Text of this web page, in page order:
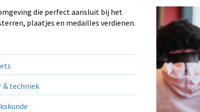
die perfect aansluit bij het
plaatjes en medailles verdienen.
& techniek